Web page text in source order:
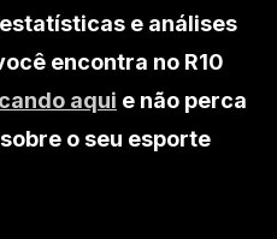
e análises
encontra no R10
aqui e não perca
o seu esporte